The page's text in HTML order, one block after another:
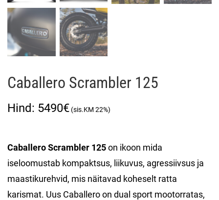
Caballero Scrambler 125
5490€
Caballero Scrambler 125on ikoon mida
iseloomustab kompaktsus, liikuvus, agressiivsus ja
maastikurehvid, mis näitavad koheselt ratta
karismat. Uus Caballero on dual sport mootorratas,